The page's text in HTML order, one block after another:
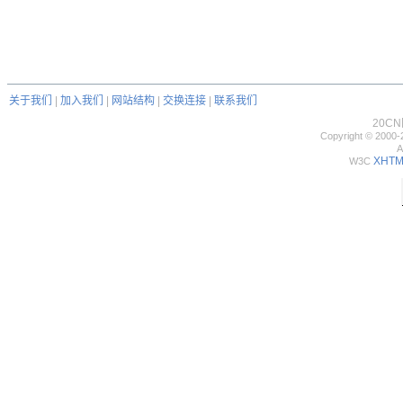
关于我们 加入我们 网站结构 交换连接
联系我们
20CN
Copyright © 2000-
W3C